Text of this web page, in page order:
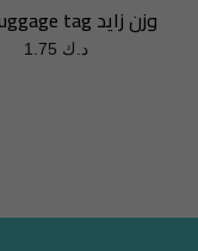
Blue luggage tag وزن زايد
د.ك